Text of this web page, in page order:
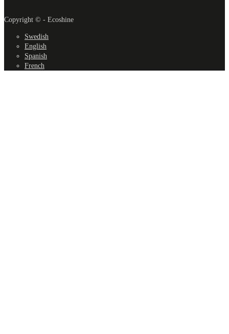
Copyright © - Ecoshine
Swedish
English
Spanish
French